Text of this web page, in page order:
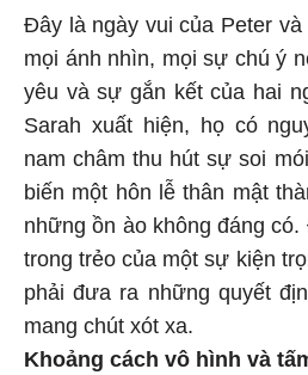
Đây là ngày vui của Peter và
mọi ánh nhìn, mọi sự chú ý
yêu và sự gắn kết của hai
Sarah xuất hiện, họ có
nam châm thu hút sự soi
biến một hôn lễ thân mật
những ồn ào không đáng
trong trẻo của một sự kiện
phải đưa ra những quyết
mang chút xót xa.
Khoảng cách vô hình và